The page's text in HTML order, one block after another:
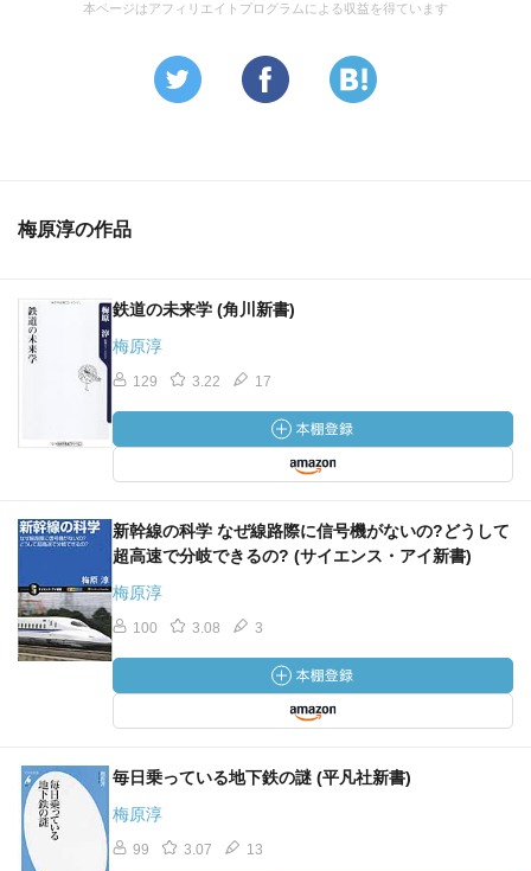
本ページはアフィリエイトプログラムによる収益を得ています
梅原淳の作品
鉄道の未来学 (角川新書)
梅原淳
129 3.22 17
新幹線の科学 なぜ線路際に信号機がないの?どうして
超高速で分岐できるの? (サイエンス・アイ新書)
梅原淳
100 3.08 3
毎日乗っている地下鉄の謎 (平凡社新書)
梅原淳
99 3.07 13